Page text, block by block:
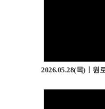
2026.05.28(목)ㅣ원